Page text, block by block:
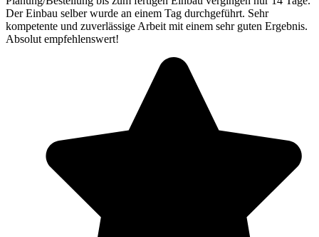
Der Einbau selber wurde an einem Tag durchgeführt. Sehr
kompetente und zuverlässige Arbeit mit einem sehr guten Ergebnis.
Absolut empfehlenswert!